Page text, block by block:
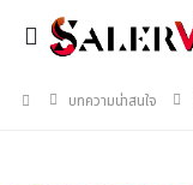
บทความน่าสนใจ